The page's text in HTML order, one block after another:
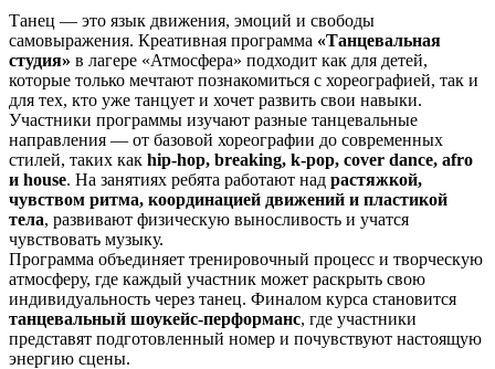
Танец — это язык движения, эмоций и свободы
самовыражения. Креативная программа «Танцевальная
студия» в лагере «Атмосфера» подходит как для детей,
которые только мечтают познакомиться с хореографией, так и
для тех, кто уже танцует и хочет развить свои навыки.
Участники программы изучают разные танцевальные
направления — от базовой хореографии до современных
стилей, таких как hip-hop, breaking, k-pop, cover dance, afro
и house. На занятиях ребята работают над растяжкой,
чувством ритма, координацией движений и пластикой
тела, развивают физическую выносливость и учатся
чувствовать музыку.
Программа объединяет тренировочный процесс и творческую
атмосферу, где каждый участник может раскрыть свою
индивидуальность через танец. Финалом курса становится
танцевальный шоукейс-перформанс, где участники
представят подготовленный номер и почувствуют настоящую
энергию сцены.